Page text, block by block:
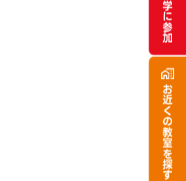
お近くの
教室を探す